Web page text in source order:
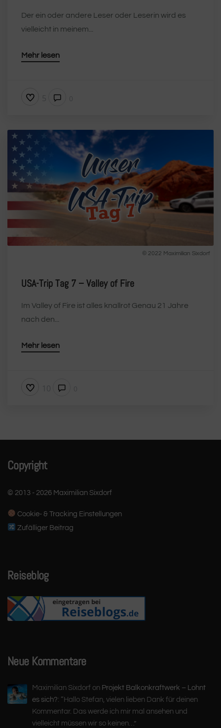
Der ein oder andere Leser oder Leserin wird es
vielleicht in meinem...
Mehr lesen
© 2022 Maximilian Sixdorf
USA-Trip Tag 7 – Valley of Fire
Im Valley of Fire ist alles knallrot Genau 21 Jahre
nach den...
Mehr lesen
Copyright
© 2013 - 2026 Maximilian Sixdorf
Cookie- & Tracking Einstellungen
Zufälliger Beitrag
Reiseblog
Neue Kommentare
Maximilian Sixdorf on Projekt Balkonkraftwerk – Lohnt
es sich?: “ Hallo Stefan, vielen lieben Dank für deinen
Kommentar. Das werde ich mir mal ansehen und
vielleicht müssen wir so keinen… ”